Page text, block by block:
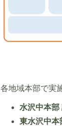
各地域本部で実
水沢中本部
東水沢中本